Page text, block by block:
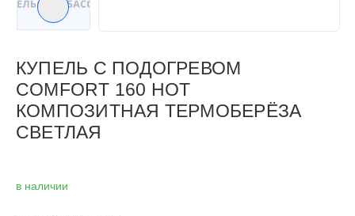
КУПЕЛЬ С ПОДОГРЕВОМ
COMFORT 160 HOT
КОМПОЗИТНАЯ ТЕРМОБЕРЁЗА
СВЕТЛАЯ
в наличии
Следующий слайд